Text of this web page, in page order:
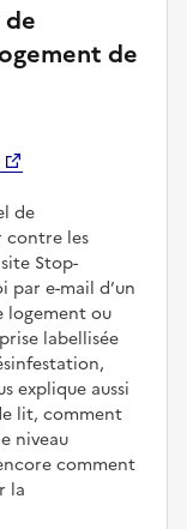
de
de
contre les
Stop-
par e-mail d’un
logement ou
labellisée
explique aussi
lit, comment
niveau
comment
la